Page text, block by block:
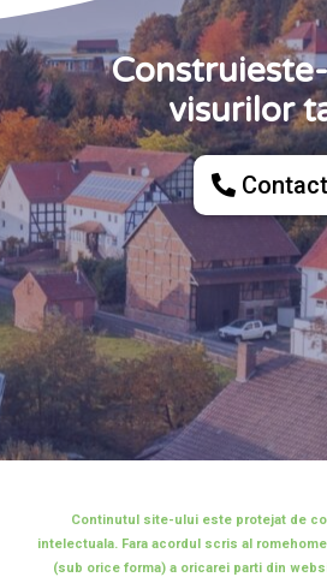
visurilor
Contact
Continutul site-ului este protejat de
intelectuala. Fara acordul scris al
(sub orice forma) a oricarei parti din